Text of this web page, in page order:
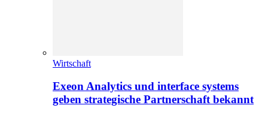
Wirtschaft
Exeon Analytics und interface systems
geben strategische Partnerschaft bekannt